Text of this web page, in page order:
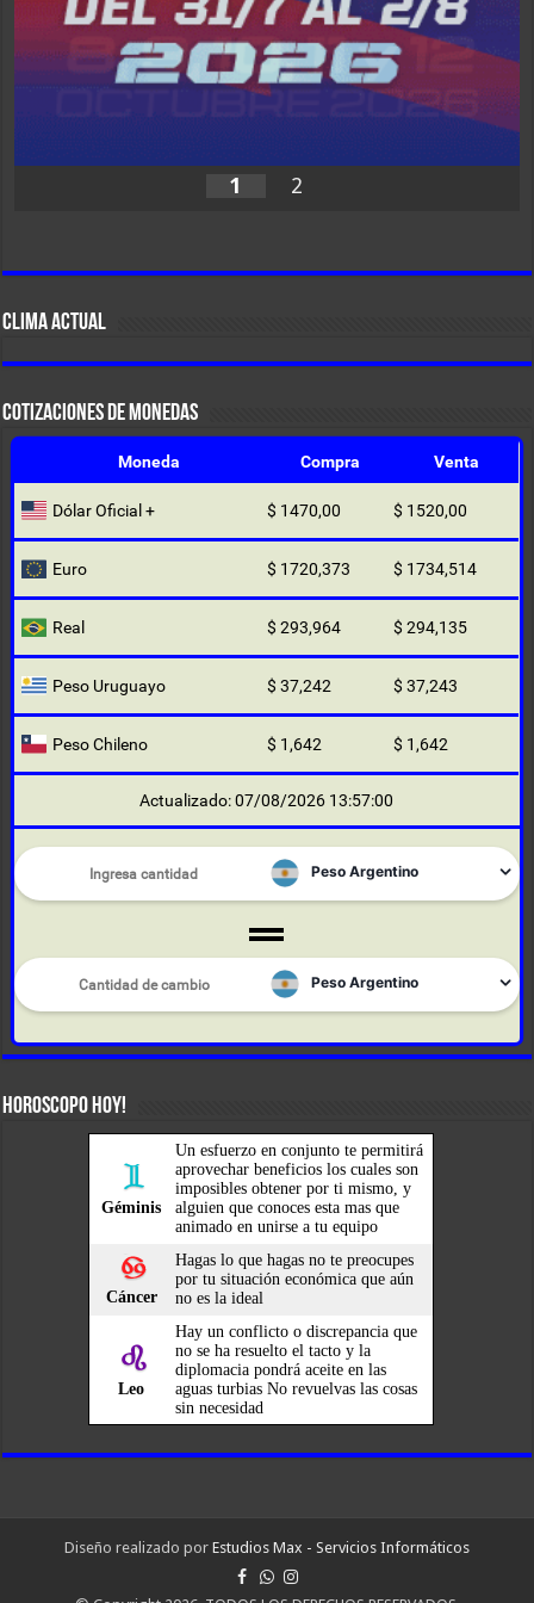
1 2
CLIMA ACTUAL
COTIZACIONES DE MONEDAS
Moneda Compra Venta
Dólar Oficial + $ 1470,00 $ 1520,00
Euro $ 1720,373 $ 1734,514
Real $ 293,964 $ 294,135
Peso Uruguayo $ 37,242 $ 37,243
Peso Chileno $ 1,642 $ 1,642
Actualizado: 07/08/2026 13:57:00
HOROSCOPO HOY!
Diseño realizado por Estudios Max - Servicios Informáticos